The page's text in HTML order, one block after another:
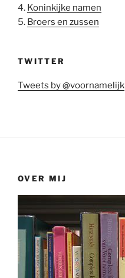
4. Koninkijke namen
5. Broers en zussen
TWITTER
Tweets by @voornamelijk
OVER MIJ